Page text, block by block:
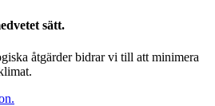
sätt.
åtgärder bidrar vi till att minimera